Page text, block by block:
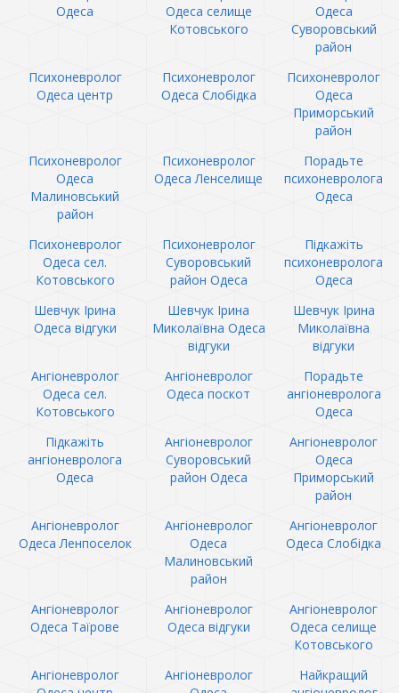
Одеса
Одеса селище
Котовського
Одеса
Суворовський
район
Психоневролог
Одеса центр
Психоневролог
Одеса Слобідка
Психоневролог
Одеса
Приморський
район
Психоневролог
Одеса
Малиновський
район
Психоневролог
Одеса Ленселище
Порадьте
психоневролога
Одеса
Психоневролог
Одеса сел.
Котовського
Психоневролог
Суворовський
район Одеса
Підкажіть
психоневролога
Одеса
Шевчук Ірина
Одеса відгуки
Шевчук Ірина
Миколаївна Одеса
відгуки
Шевчук Ірина
Миколаївна
відгуки
Ангіоневролог
Одеса сел.
Котовського
Ангіоневролог
Одеса поскот
Порадьте
ангіоневролога
Одеса
Підкажіть
ангіоневролога
Одеса
Ангіоневролог
Суворовський
район Одеса
Ангіоневролог
Одеса
Приморський
район
Ангіоневролог
Одеса Ленпоселок
Ангіоневролог
Одеса
Малиновський
район
Ангіоневролог
Одеса Слобідка
Ангіоневролог
Одеса Таїрове
Ангіоневролог
Одеса відгуки
Ангіоневролог
Одеса селище
Котовського
Ангіоневролог
Ангіоневролог
Найкращий